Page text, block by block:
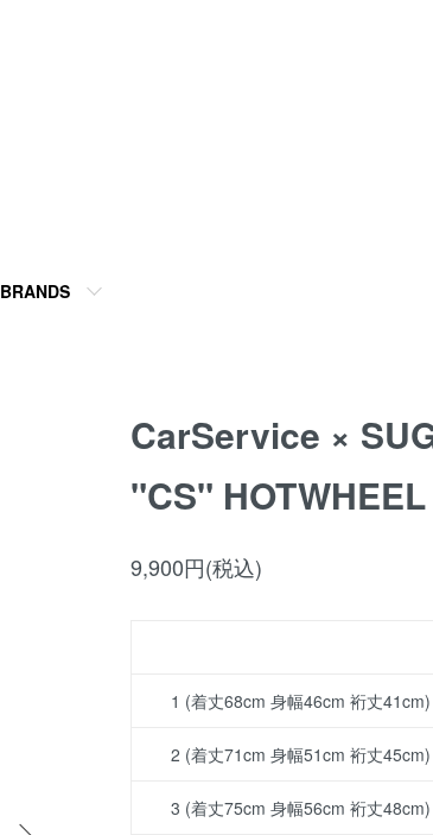
BRANDS
CarService ×
"CS"
9,900円(税込)
1 (着丈68cm 身幅46cm 裄丈41cm)
2 (着丈71cm 身幅51cm 裄丈45cm)
3 (着丈75cm 身幅56cm 裄丈48cm)